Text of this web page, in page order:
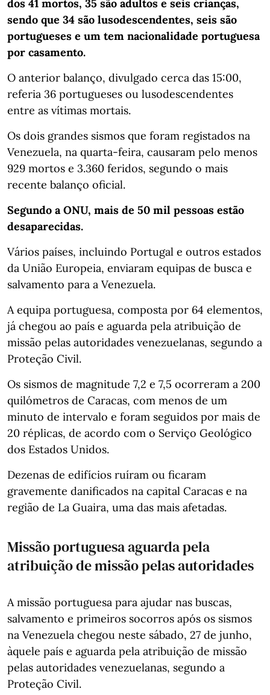
dos 41 mortos, 35 são adultos e seis crianças,
sendo que 34 são lusodescendentes, seis são
portugueses e um tem nacionalidade portuguesa
por casamento.
O anterior balanço, divulgado cerca das 15:00,
referia 36 portugueses ou lusodescendentes
entre as vítimas mortais.
Os dois grandes sismos que foram registados na
Venezuela, na quarta-feira, causaram pelo menos
929 mortos e 3.360 feridos, segundo o mais
recente balanço oficial.
Segundo a ONU, mais de 50 mil pessoas estão
desaparecidas.
Vários países, incluindo Portugal e outros estados
da União Europeia, enviaram equipas de busca e
salvamento para a Venezuela.
A equipa portuguesa, composta por 64 elementos,
já chegou ao país e aguarda pela atribuição de
missão pelas autoridades venezuelanas, segundo a
Proteção Civil.
Os sismos de magnitude 7,2 e 7,5 ocorreram a 200
quilómetros de Caracas, com menos de um
minuto de intervalo e foram seguidos por mais de
20 réplicas, de acordo com o Serviço Geológico
dos Estados Unidos.
Dezenas de edifícios ruíram ou ficaram
gravemente danificados na capital Caracas e na
região de La Guaira, uma das mais afetadas.
Missão portuguesa aguarda pela
atribuição de missão pelas autoridades
A missão portuguesa para ajudar nas buscas,
salvamento e primeiros socorros após os sismos
na Venezuela chegou neste sábado, 27 de junho,
àquele país e aguarda pela atribuição de missão
pelas autoridades venezuelanas, segundo a
Proteção Civil.